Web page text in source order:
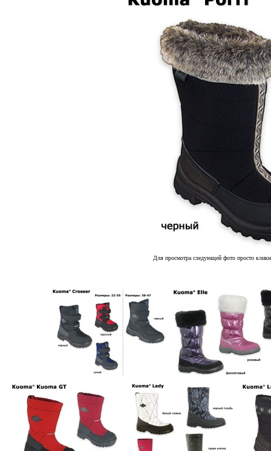
Для просмотра следующей фото просто